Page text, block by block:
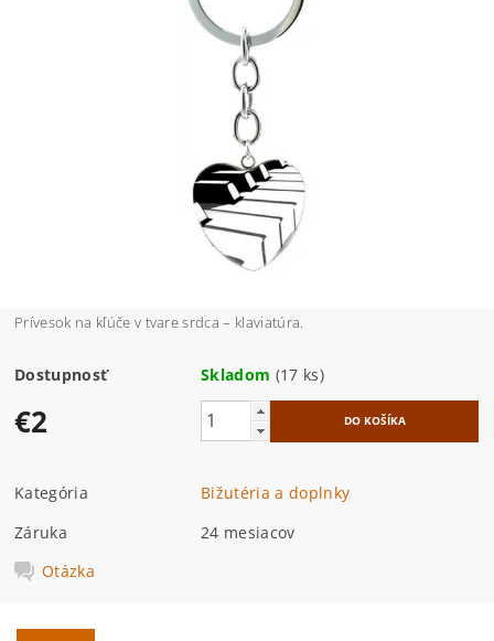
Prívesok na kľúče v tvare srdca – klaviatúra.
Dostupnosť Skladom (17 ks)
€2
Kategória
Bižutéria a doplnky
Záruka
24 mesiacov
Otázka